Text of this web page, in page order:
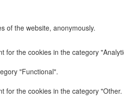
of the website, anonymously.
for the cookies in the category
"Functional".
for the cookies in the category "Other.